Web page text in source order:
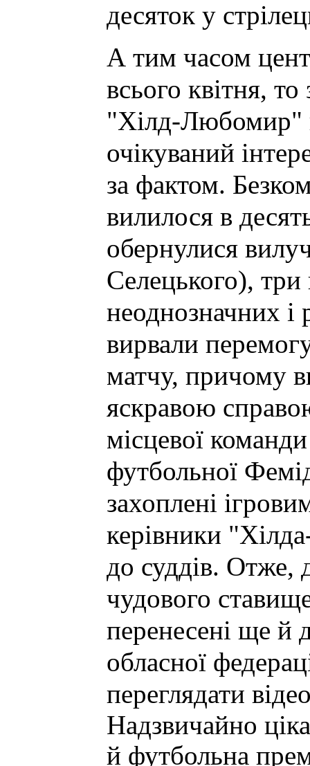
десяток у
А тим часом
всього квітня,
"Хілд-Любомир"
очікуваний
за фактом.
вилилося в
обернулися
Селецького), три
неоднозначних і
вирвали
матчу, причому
яскравою
місцевої
футбольної
захоплені
керівники
до суддів. Отже,
чудового
перенесені ще й
обласної
переглядати
Надзвичайно
й футбольна